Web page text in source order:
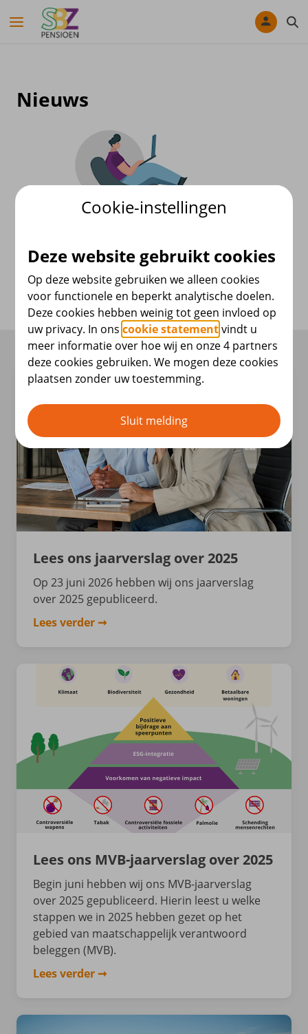
Navigatie overslaan
Nieuws
hier de meest recente nieuwsberichten van SBZ
Pensioen.
Lees ons jaarverslag over 2025
Op 23 juni 2026 hebben wij ons jaarverslag
over 2025 gepubliceerd.
Lees verder
Lees ons MVB-jaarverslag over 2025
Begin juni hebben wij ons MVB-jaarverslag
over 2025 gepubliceerd. Hierin leest u welke
stappen we in 2025 hebben gezet op het
gebied van maatschappelijk verantwoord
beleggen (MVB).
Lees verder
Cookie-instellingen
Deze website gebruikt cookies
Op deze website gebruiken we alleen cookies
voor functionele en beperkt analytische doelen.
Deze cookies hebben weinig tot geen invloed op
uw privacy. In onscookie statementvindt u
meer informatie over hoe wij en onze 4 partners
deze cookies gebruiken. We mogen deze cookies
plaatsen zonder uw toestemming.
Sluit melding